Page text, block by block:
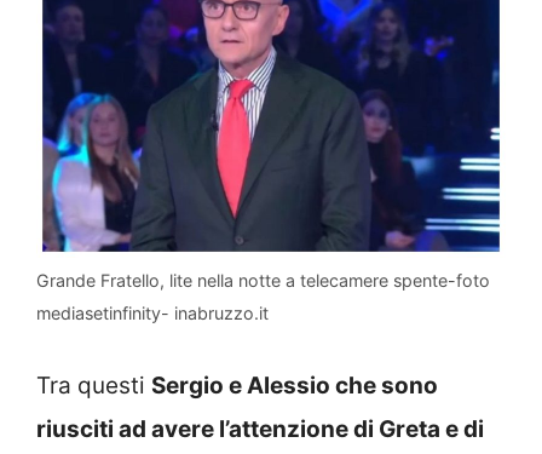
Grande Fratello, lite nella notte a telecamere spente-foto
mediasetinfinity- inabruzzo.it
Tra questi Sergio e Alessio che sono
riusciti ad avere l’attenzione di Greta e di